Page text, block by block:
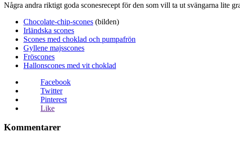
Några andra riktigt goda sconesrecept för den som vill ta ut svängarna lite
Chocolate-chip-scones (bilden)
Irländska scones
Scones med choklad och pumpafrön
Gyllene majsscones
Fröscones
Hallonscones med vit choklad
Facebook
Twitter
Pinterest
Like
Kommentarer